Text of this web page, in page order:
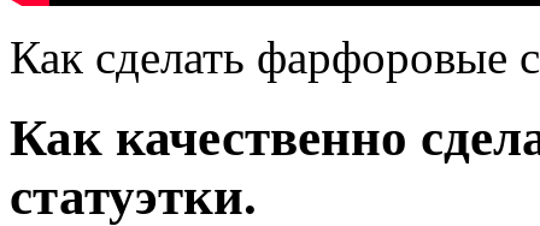
Как сделать фарфоровые
Как качественно
статуэтки.